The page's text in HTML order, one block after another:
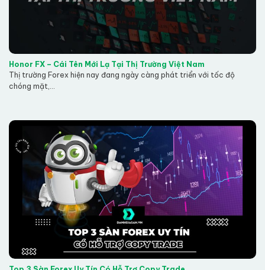
Honor FX – Cái Tên Mới Lạ Tại Thị Trường Việt Nam
Thị trường Forex hiện nay đang ngày càng phát triển với tốc độ
chóng mặt,...